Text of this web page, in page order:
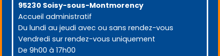
95230 Soisy-sous-Montmorency
Accueil administratif
Du lundi au jeudi avec ou sans rendez-vous
Vendredi sur rendez-vous uniquement
De 9h00 à 17h00